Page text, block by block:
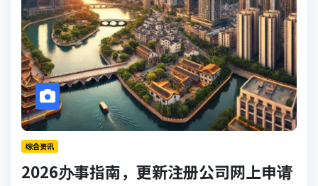
综合资讯
2026办事指南，更新注册公司网上申请